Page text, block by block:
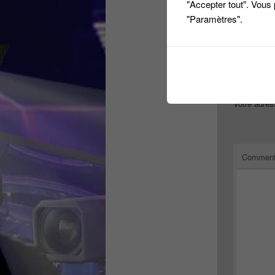
Voila
Répondre
Votre
"Accepter tout".
"Paramètres".